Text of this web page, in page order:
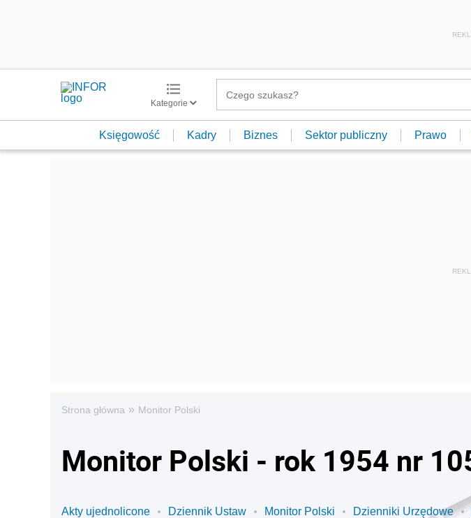
Kategorie
Księgowość Kadry Biznes Sektor publiczny Prawo
Strona główna » Monitor Polski
Monitor Polski - rok 1954 nr
Akty ujednolicone Dziennik Ustaw Monitor Polski Dzienniki Urzędowe